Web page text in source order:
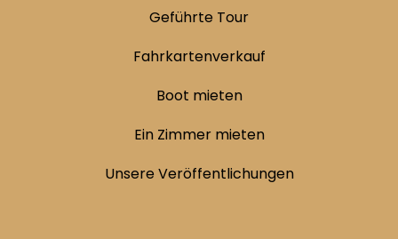
Geführte Tour
Fahrkartenverkauf
Boot mieten
Ein Zimmer mieten
Unsere Veröffentlichungen